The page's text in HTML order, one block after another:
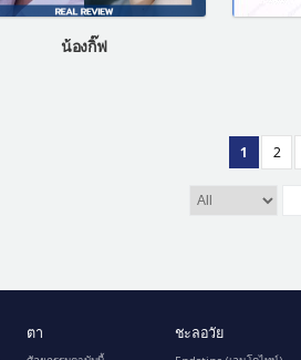
น้องกิ๊ฟ
1 2
ตา ชะลอวัย